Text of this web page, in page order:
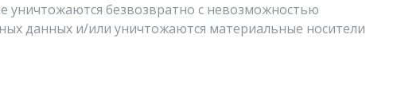
уничтожаются безвозвратно с невозможностью
данных и/или уничтожаются материальные носители